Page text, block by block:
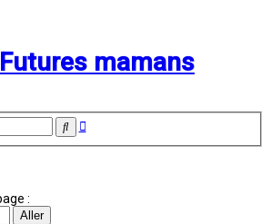
mamans
Rechercher
Recherche
: